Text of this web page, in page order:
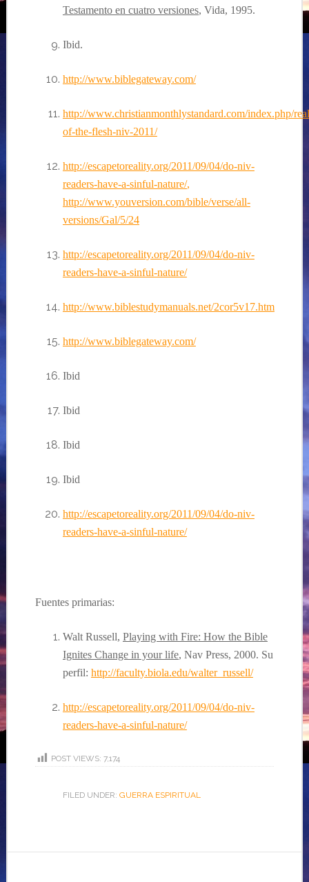
Testamento en cuatro versiones, Vida, 1995.
Ibid.
http://www.biblegateway.com/
http://www.christianmonthlystandard.com/index.php/
of-the-flesh-niv-2011/
http://escapetoreality.org/2011/09/04/do-niv-
readers-have-a-sinful-nature/,
http://www.youversion.com/bible/verse/all-
versions/Gal/5/24
http://escapetoreality.org/2011/09/04/do-niv-
readers-have-a-sinful-nature/
http://www.biblestudymanuals.net/2cor5v17.htm
http://www.biblegateway.com/
Ibid
Ibid
Ibid
Ibid
http://escapetoreality.org/2011/09/04/do-niv-
readers-have-a-sinful-nature/
Fuentesprimarias:
Walt Russell, Playing with Fire: How the Bible
Ignites Change in your life, Nav Press, 2000. Su
perfil: http://faculty.biola.edu/walter_russell/
http://escapetoreality.org/2011/09/04/do-niv-
readers-have-a-sinful-nature/
POST VIEWS: 7,174
FILED UNDER: GUERRA ESPIRITUAL